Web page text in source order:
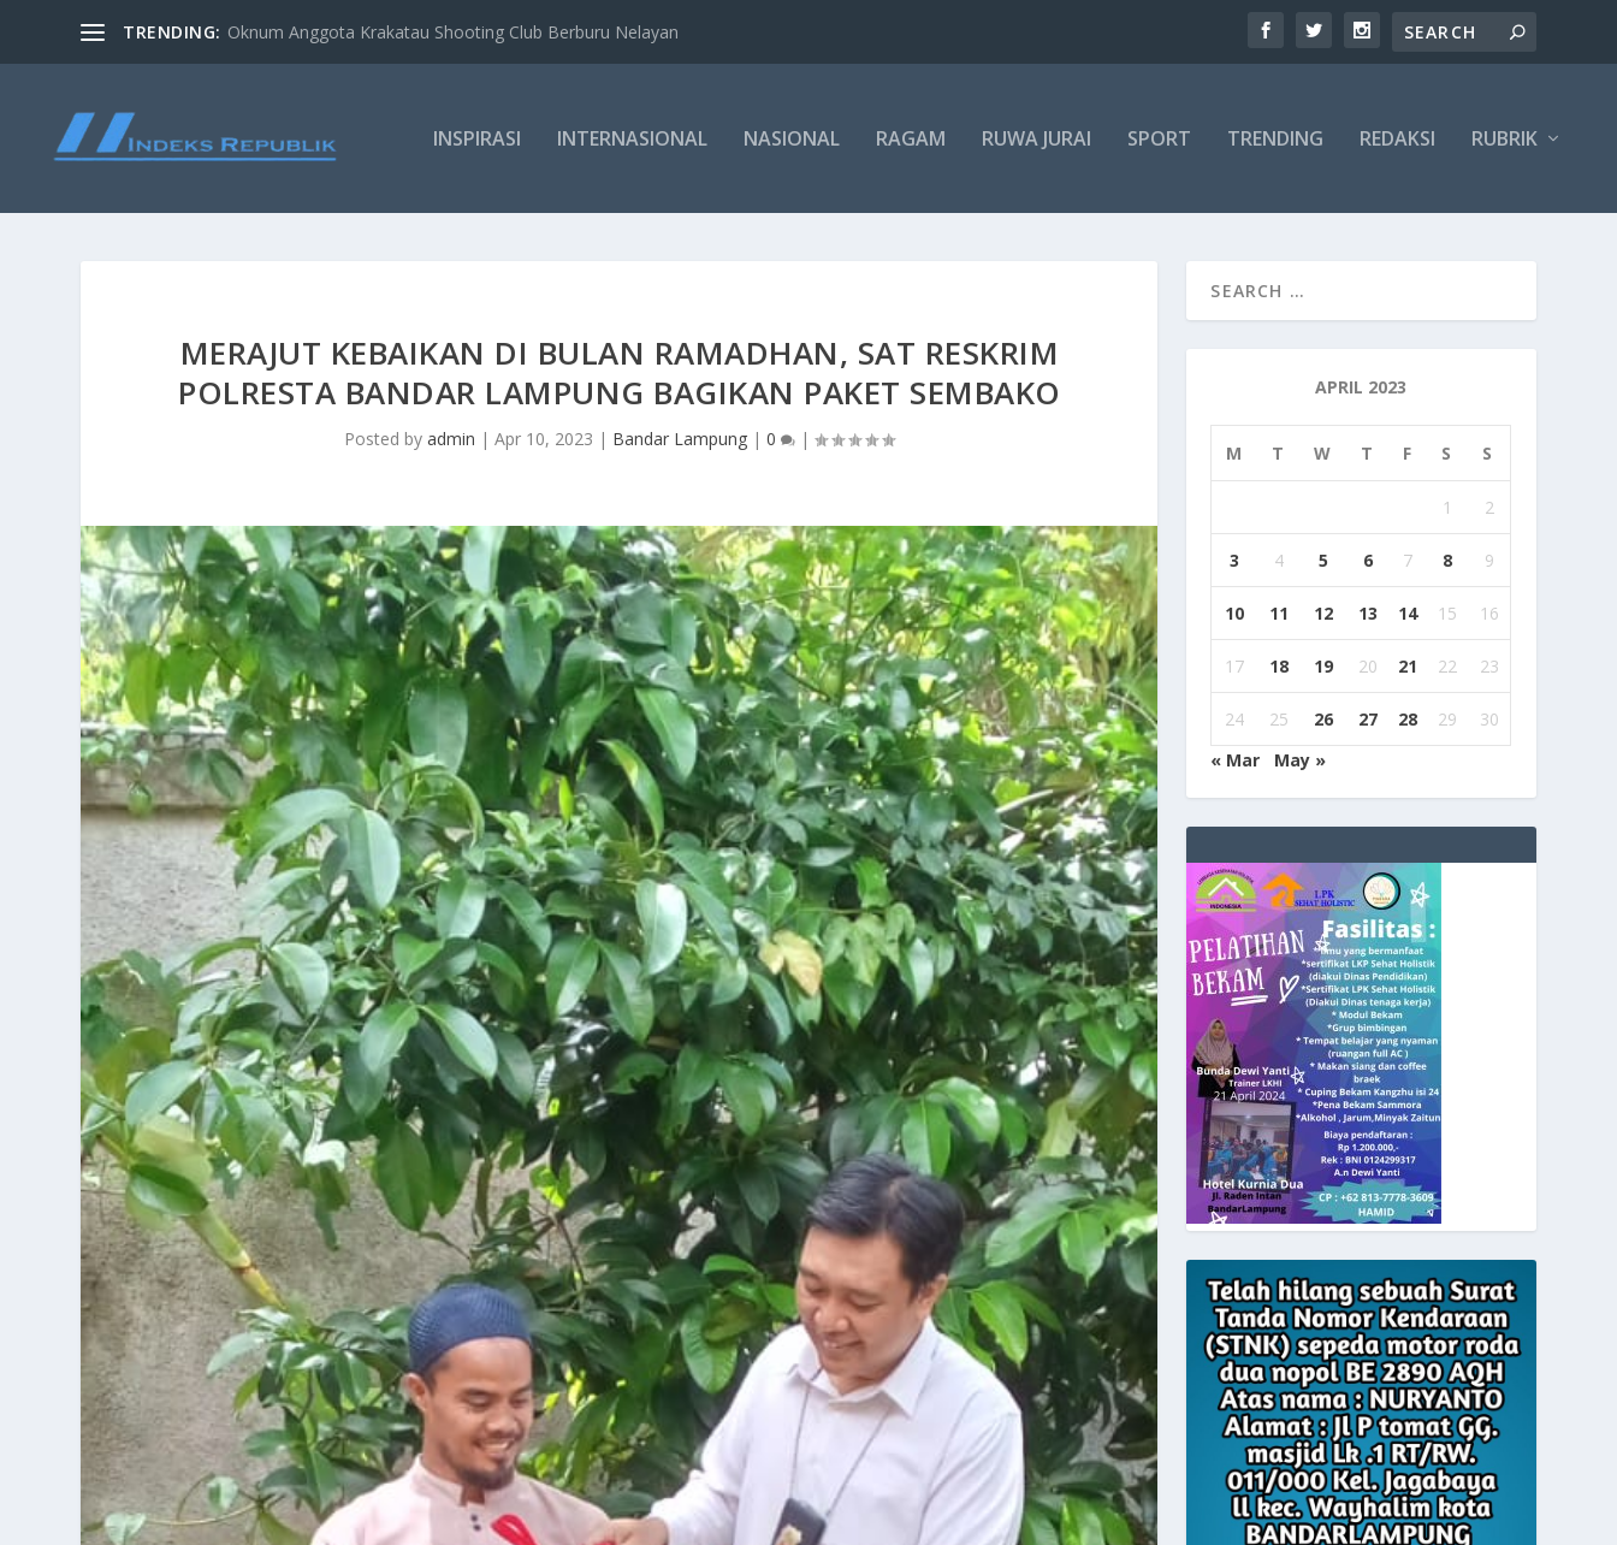
TRENDING: Oknum Anggota Krakatau Shooting Club Berburu Nelayan
INSPIRASI INTERNASIONAL NASIONAL RAGAM RUWA JURAI SPORT TRENDING REDAKSI RUBRIK
MERAJUT KEBAIKAN DI BULAN RAMADHAN, SAT RESKRIM
POLRESTA BANDAR LAMPUNG BAGIKAN PAKET SEMBAKO
Posted byadmin |Apr 10, 2023 | Bandar Lampung |0 |
APRIL 2023
M T W T F S S
1 2
3 4 5 6 7 8 9
10 11 12 13 14 15 16
17 18 19 20 21 22 23
24 25 26 27 28 29
30
« Mar
May »